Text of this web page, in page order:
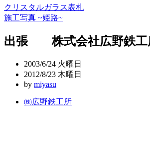
投
稿
ナ
クリスタルガラス表札
施工写真 ~姫路~
出張 株式会社広野鉄工
2003/6/24 火曜日
2012/8/23 木曜日
by miyasu
㈱広野鉄工所